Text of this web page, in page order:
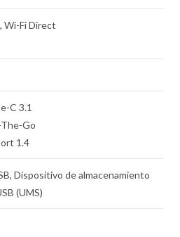
Wi-Fi Direct
C 3.1
Go
1.4
Dispositivo de almacenamiento
(UMS)